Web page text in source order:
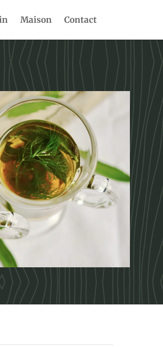
Maison Contact